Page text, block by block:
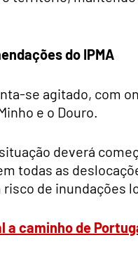
do IPMA
se agitado, com
e o Douro.
deverá
todas as
de inundações
a caminho de